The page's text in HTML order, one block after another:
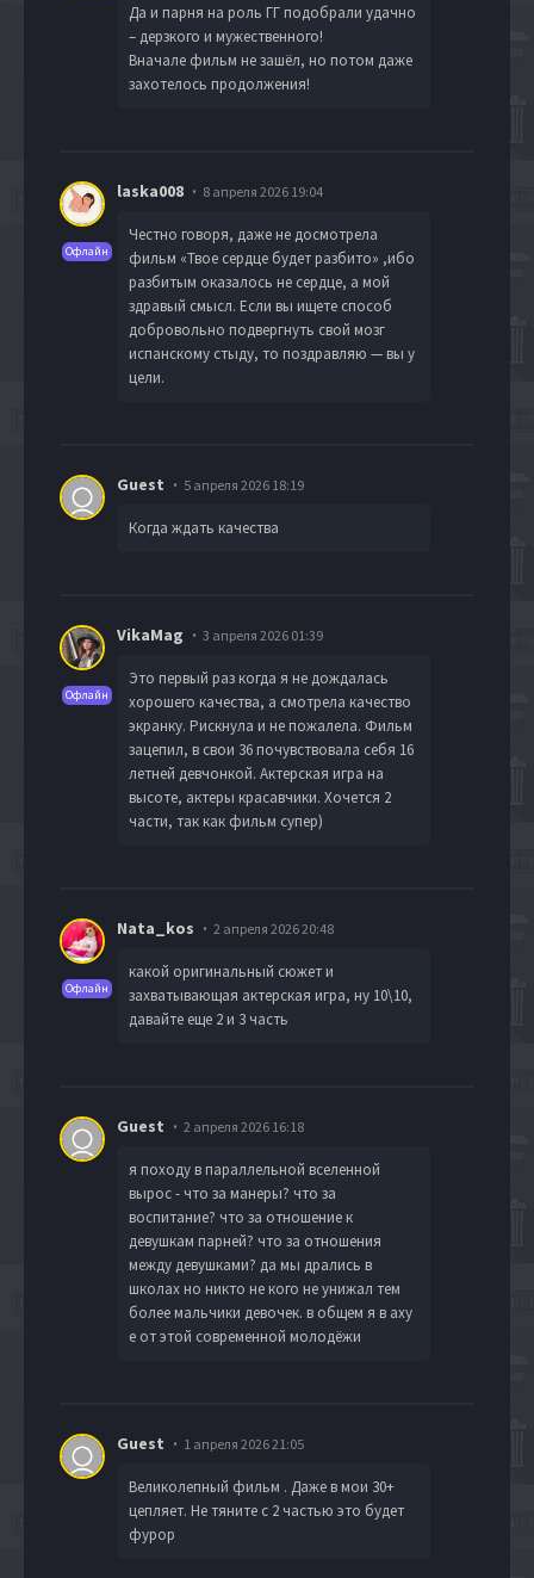
Да и парня на роль ГГ подобрали удачно
– дерзкого и мужественного!
Вначале фильм не зашёл, но потом даже
захотелось продолжения!
Офлайн
laska008 8 апреля 2026 19:04
Честно говоря, даже не досмотрела
фильм «Твое сердце будет разбито» ,ибо
разбитым оказалось не сердце, а мой
здравый смысл. Если вы ищете способ
добровольно подвергнуть свой мозг
испанскому стыду, то поздравляю — вы у
цели.
Guest 5 апреля 2026 18:19
Когда ждать качества
Офлайн
VikaMag 3 апреля 2026 01:39
Это первый раз когда я не дождалась
хорошего качества, а смотрела качество
экранку. Рискнула и не пожалела. Фильм
зацепил, в свои 36 почувствовала себя 16
летней девчонкой. Актерская игра на
высоте, актеры красавчики. Хочется 2
части, так как фильм супер)
Офлайн
Nata_kos 2 апреля 2026 20:48
какой оригинальный сюжет и
захватывающая актерская игра, ну 10\10,
давайте еще 2 и 3 часть
Guest 2 апреля 2026 16:18
я походу в параллельной вселенной
вырос - что за манеры? что за
воспитание? что за отношение к
девушкам парней? что за отношения
между девушками? да мы дрались в
школах но никто не кого не унижал тем
более мальчики девочек. в общем я в аху
е от этой современной молодёжи
Guest 1 апреля 2026 21:05
Великолепный фильм . Даже в мои 30+
цепляет. Не тяните с 2 частью это будет
фурор